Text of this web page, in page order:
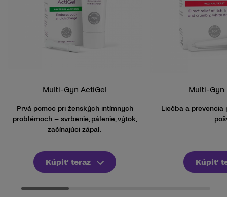
Multi-Gyn ActiGel
Prvá pomoc pri ženských intímnych
problémoch – svrbenie, pálenie, výtok,
začínajúci zápal.
Kúpiť teraz
Multi-Gyn
Liečba a prevencia
Kúpiť